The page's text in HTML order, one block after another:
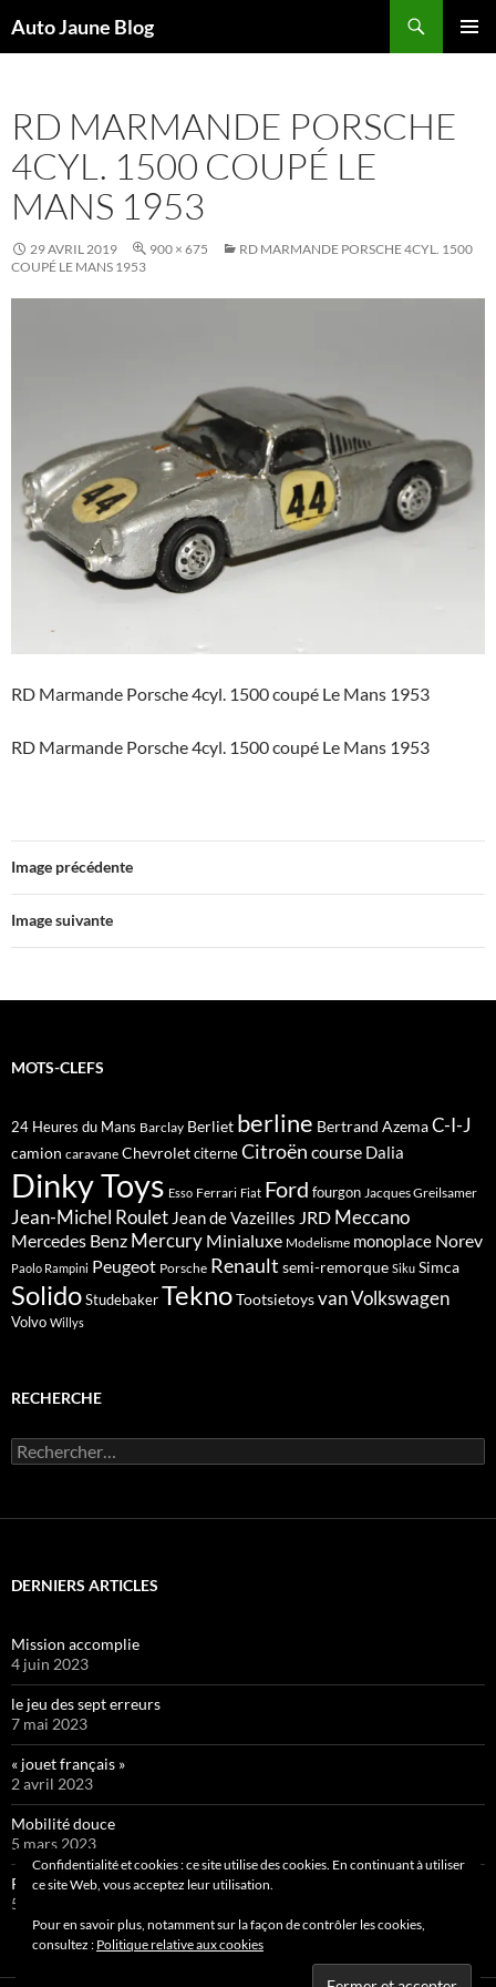
Auto Jaune Blog
RD MARMANDE PORSCHE
4CYL. 1500 COUPÉ LE
MANS 1953
29 AVRIL 2019 900 × 675
RD MARMANDE PORSCHE 4CYL. 1500
COUPÉ LE MANS 1953
RD Marmande Porsche 4cyl. 1500 coupé Le Mans 1953
RD Marmande Porsche 4cyl. 1500 coupé Le Mans 1953
Image précédente
Image suivante
MOTS-CLEFS
24 Heures du Mans Barclay Berliet berline Bertrand AzemaC-I-J
camion caravane ChevroletciterneCitroën course Dalia
Dinky Toys Esso Ferrari Fiat Ford fourgon Jacques Greilsamer
Jean-Michel Roulet Jean de Vazeilles JRD Meccano
Mercedes Benz Mercury Minialuxe Modelisme monoplace Norev
Paolo Rampini Peugeot Porsche Renault semi-remorque Siku Simca
SolidoStudebakerTeknoTootsietoysvanVolkswagen
Volvo Willys
RECHERCHE
Rechercher :
DERNIERS ARTICLES
Mission accomplie
4 juin 2023
le jeu des sept erreurs
7 mai 2023
« jouet français »
2 avril 2023
Mobilité douce
5 mars 2023
Pipelette 9
5 février 2023
Confidentialité et cookies : ce site utilise des cookies. En continuant à utiliser
ce site Web, vous acceptez leur utilisation.
Pour en savoir plus, notamment sur la façon de contrôler les cookies,
consultez : Politique relative aux cookies